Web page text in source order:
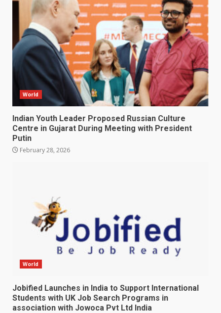
World
Indian Youth Leader Proposed Russian Culture
Centre in Gujarat During Meeting with President
Putin
February 28, 2026
World
Jobified Launches in India to Support International
Students with UK Job Search Programs in
association with Jowoca Pvt Ltd India